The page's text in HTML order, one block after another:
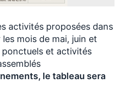
activités proposées dans
mois de mai, juin et
et activités
le tableau sera